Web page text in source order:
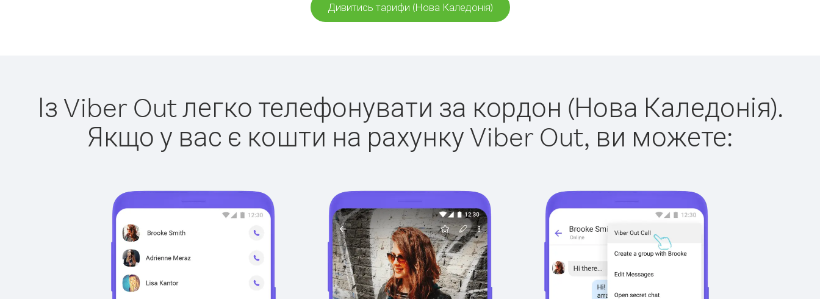
Дивитись тарифи (Нова Каледонія)
Із Viber Out легко телефонувати за кордон (Нова Каледонія).
Якщо у вас є кошти на рахунку Viber Out, ви можете: